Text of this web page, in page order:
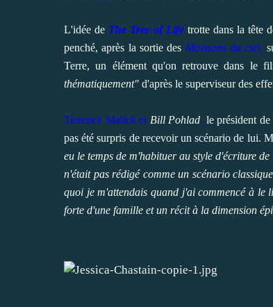
L'idée de The Tree of Life trotte dans la tête
penché, après la sortie des Moissons du ciel,
Terre, un élément qu'on retrouve dans le
thématiquement" d'après le superviseur des
Terrence Malick et Bill Pohlad, le président
pas été surpris de recevoir un scénario de lui.
eu le temps de m'habituer au style d'écriture de
n'était pas rédigé comme un scénario
quoi je m'attendais quand j'ai commencé à le
forte d'une famille et un récit à la dimension